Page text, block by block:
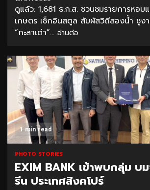
ดูแล้ว: 1,681 ธ.ก.ส. ชวนชมรายการหอ
เกษตร เช็กอินสตูล สัมผัสวิถีสองนํ้า ชูง
“กะลาเต่า”... อ่านต่อ
1 min read
PHOTO STORIES
EXIM BANK เข้าพบกลุ่ม บ
รีน ประเทศสิงคโปร์